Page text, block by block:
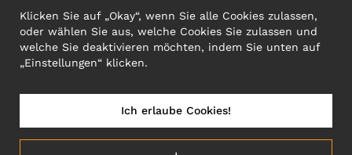
Org: 12356245, VAT: EE101578318
ACHTUNG! Produktrücksendungen nicht an diese Adresse
schicken!
Klicken Sie auf „Okay“, wenn Sie alle Cookies zulassen,
oder wählen Sie aus, welche Cookies Sie zulassen und
welche Sie deaktivieren möchten, indem Sie unten auf
„Einstellungen“ klicken.
Ich erlaube Cookies!